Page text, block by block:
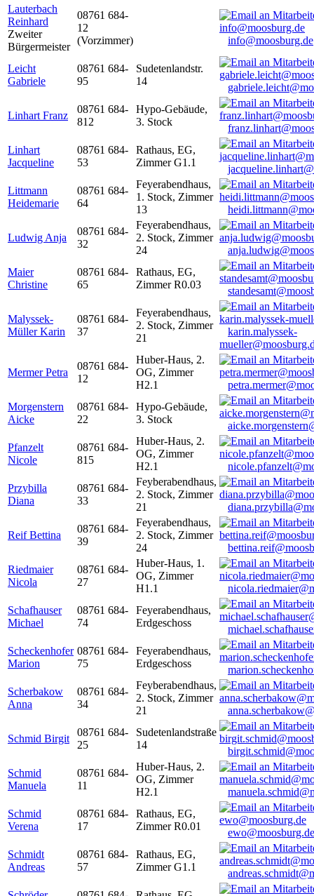
Lauterbach
Reinhard
Zweiter
Bürgermeister
08761 684-
12
(Vorzimmer)
info@moosburg.de
Leicht
Gabriele
08761 684-
95
Sudetenlandstr.
14
Linhart Franz
08761 684-
812
Hypo-Gebäude,
3. Stock
Linhart
Jacqueline
08761 684-
53
Rathaus, EG,
Zimmer G1.1
Littmann
Heidemarie
08761 684-
64
Feyerabendhaus,
1. Stock, Zimmer
13
Ludwig Anja
08761 684-
32
Feyerabendhaus,
2. Stock, Zimmer
24
Maier
Christine
08761 684-
65
Rathaus, EG,
Zimmer R0.03
Malyssek-
Müller Karin
08761 684-
37
Feyerabendhaus,
2. Stock, Zimmer
21
karin.malyssek-
Mermer Petra
08761 684-
12
Huber-Haus, 2.
OG, Zimmer
H2.1
Morgenstern
Aicke
08761 684-
22
Hypo-Gebäude,
3. Stock
Pfanzelt
Nicole
08761 684-
815
Huber-Haus, 2.
OG, Zimmer
H2.1
Przybilla
Diana
08761 684-
33
Feyberabendhaus,
2. Stock, Zimmer
21
Reif Bettina
08761 684-
39
Feyerabendhaus,
2. Stock, Zimmer
24
Riedmaier
Nicola
08761 684-
27
Huber-Haus, 1.
OG, Zimmer
H1.1
Schafhauser
Michael
08761 684-
74
Feyerabendhaus,
Erdgeschoss
Scheckenhofer
Marion
08761 684-
75
Feyerabendhaus,
Erdgeschoss
Scherbakow
Anna
08761 684-
34
Feyberabendhaus,
2. Stock, Zimmer
21
Schmid Birgit
08761 684-
25
Sudetenlandstraße
14
Schmid
Manuela
08761 684-
11
Huber-Haus, 2.
OG, Zimmer
H2.1
Schmid
Verena
08761 684-
17
Rathaus, EG,
Zimmer R0.01
ewo@moosburg.de
Schmidt
Andreas
08761 684-
57
Rathaus, EG,
Zimmer G1.1